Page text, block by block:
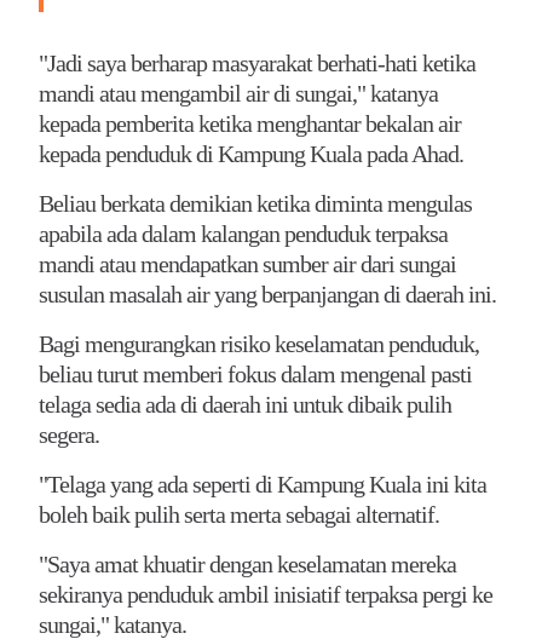
"Jadi saya berharap masyarakat berhati-hati ketika
mandi atau mengambil air di sungai," katanya
kepada pemberita ketika menghantar bekalan air
kepada penduduk di Kampung Kuala pada Ahad.
Beliau berkata demikian ketika diminta mengulas
apabila ada dalam kalangan penduduk terpaksa
mandi atau mendapatkan sumber air dari sungai
susulan masalah air yang berpanjangan di daerah ini.
Bagi mengurangkan risiko keselamatan penduduk,
beliau turut memberi fokus dalam mengenal pasti
telaga sedia ada di daerah ini untuk dibaik pulih
segera.
"Telaga yang ada seperti di Kampung Kuala ini kita
boleh baik pulih serta merta sebagai alternatif.
"Saya amat khuatir dengan keselamatan mereka
sekiranya penduduk ambil inisiatif terpaksa pergi ke
sungai," katanya.